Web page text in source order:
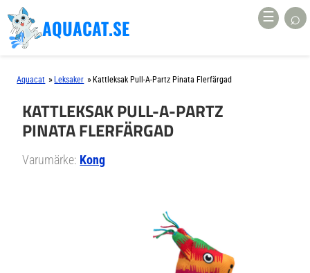
AQUACAT.SE ☰ ⌕
Aquacat » Leksaker » Kattleksak Pull-A-Partz Pinata Flerfärgad
KATTLEKSAK PULL-A-PARTZ
PINATA FLERFÄRGAD
Varumärke: Kong